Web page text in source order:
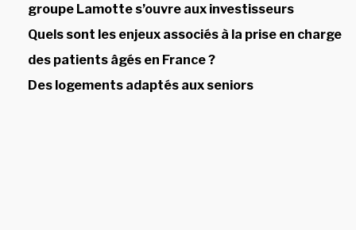
groupe Lamotte s’ouvre aux investisseurs
Quels sont les enjeux associés à la prise en charge
des patients âgés en France ?
Des logements adaptés aux seniors